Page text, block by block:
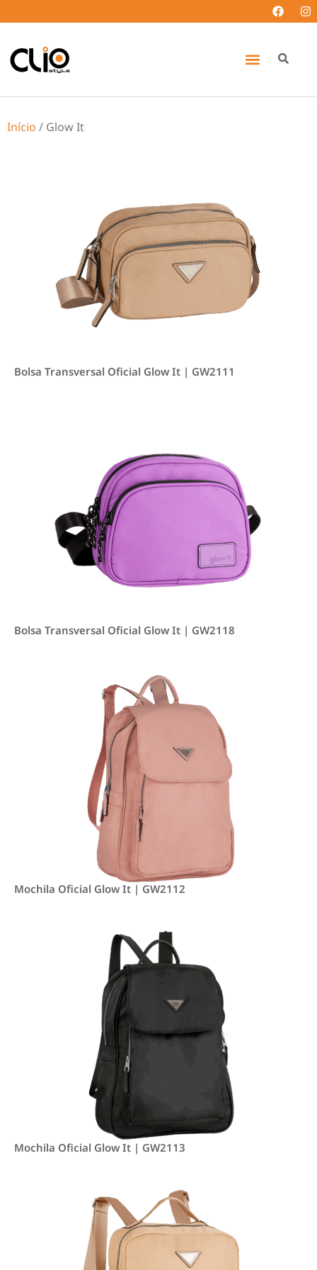
Início / Glow It
Bolsa Transversal Oficial Glow It | GW2111
Bolsa Transversal Oficial Glow It | GW2118
Mochila Oficial Glow It | GW2112
Mochila Oficial Glow It | GW2113